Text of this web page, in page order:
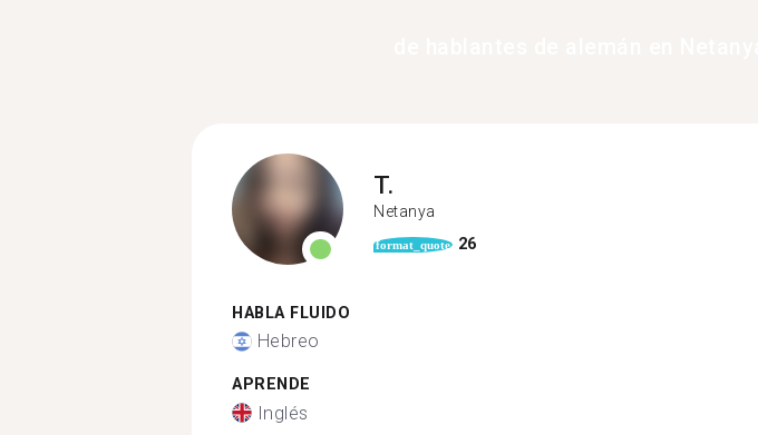
T.
Netanya
format_quote 26
HABLA FLUIDO
Hebreo
APRENDE
Inglés